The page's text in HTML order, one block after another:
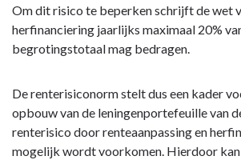
Om dit risico te beperken schrijft de wet
herfinanciering jaarlijks maximaal 20%
begrotingstotaal mag bedragen.
De renterisiconorm stelt dus een kader
opbouw van de leningenportefeuille van
renterisico door renteaanpassing en
mogelijk wordt voorkomen. Hierdoor kan